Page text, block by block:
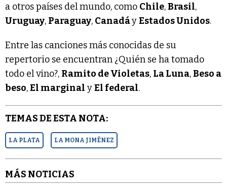
a otros países del mundo, como Chile,Brasil,
Uruguay, Paraguay, CanadáyEstados Unidos.
Entre las canciones más conocidas de su
repertorio se encuentran ¿Quién se ha tomado
todo el vino?, Ramito de Violetas, La Luna,Beso a
beso,El marginal yEl federal.
TEMAS DE ESTA NOTA:
LA PLATA LA MONA JIMÉNEZ
MÁS NOTICIAS